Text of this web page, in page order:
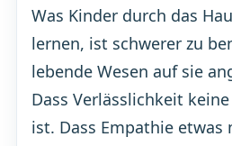
Was Kinder durch das
lernen, ist schwerer zu
lebende Wesen auf sie
Dass Verlässlichkeit
ist. Dass Empathie etwas